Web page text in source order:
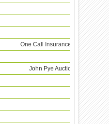
TBC
Eastdil
Capital
One Call Insurance (H) OCL
TBC
John Pye Auctions (H)
Baxi
Mick
Classic
Select Car